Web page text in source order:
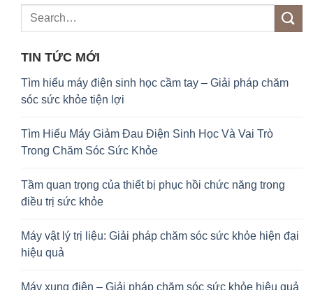
TIN TỨC MỚI
Tìm hiểu máy điện sinh học cầm tay – Giải pháp chăm
sóc sức khỏe tiện lợi
Tìm Hiểu Máy Giảm Đau Điện Sinh Học Và Vai Trò
Trong Chăm Sóc Sức Khỏe
Tầm quan trọng của thiết bị phục hồi chức năng trong
điều trị sức khỏe
Máy vật lý trị liệu: Giải pháp chăm sóc sức khỏe hiện đại
hiệu quả
Máy xung điện – Giải pháp chăm sóc sức khỏe hiệu quả